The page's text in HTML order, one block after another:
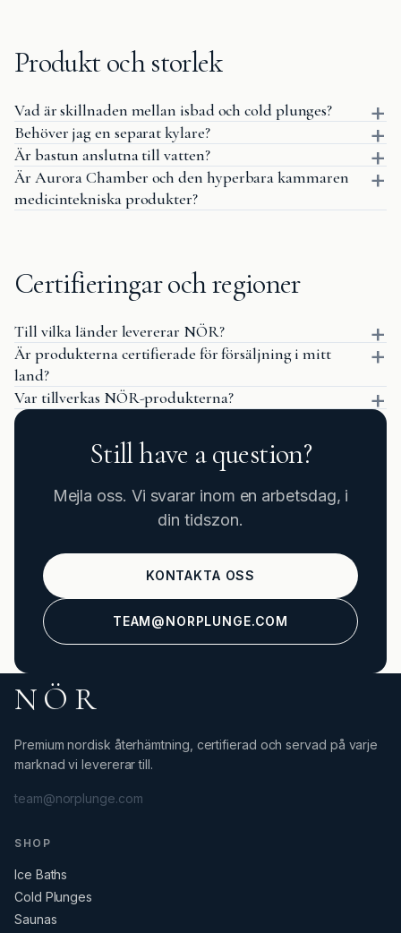
Produkt och storlek
Vad är skillnaden mellan isbad och cold plunges?
Behöver jag en separat kylare?
Är bastun anslutna till vatten?
Är Aurora Chamber och den hyperbara kammaren
medicintekniska produkter?
Certifieringar och regioner
Till vilka länder levererar NÖR?
Är produkterna certifierade för försäljning i mitt
land?
Var tillverkas NÖR-produkterna?
Still have a question?
Mejla oss. Vi svarar inom en arbetsdag, i
din tidszon.
KONTAKTA OSS
TEAM@NORPLUNGE.COM
NÖR
Premium nordisk återhämtning, certifierad och servad på varje
marknad vi levererar till.
team@norplunge.com
SHOP
Ice Baths
Cold Plunges
Saunas